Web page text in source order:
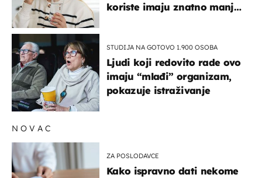
koriste imaju znatno manji
STUDIJA NA GOTOVO 1.900 OSOBA
Ljudi koji redovito rade ovo
imaju “mlađi” organizam,
pokazuje istraživanje
NOVAC
ZA POSLODAVCE
Kako ispravno dati nekome